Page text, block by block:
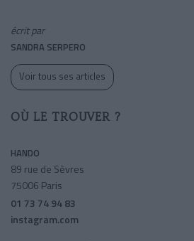
écrit par
SANDRA SERPERO
Voir tous ses articles
OÙ LE TROUVER ?
HANDO
89 rue de Sèvres
75006 Paris
01 73 74 94 83
instagram.com